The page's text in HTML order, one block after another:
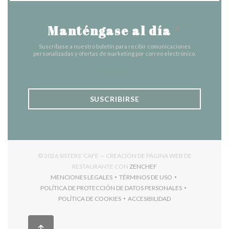
Manténgase al día
Suscríbase a nuestro boletín para recibir comunicaciones
personalizadas y ofertas de marketing por correo electrónico.
SUSCRIBIRSE
© 2026 SISTERS' CAFE — CREACIÓN DE PÁGINA WEB DE
RESTAURANTE CON ZENCHEF
MENCIONES LEGALES
((ABRE EN UNA NUEVA VENTANA))
TÉRMINOS DE USO
((ABRE EN UNA NUEVA
POLÍTICA DE PROTECCIÓN DE DATOS PERSONALES
((ABRE EN UNA NUEVA VENTANA))
POLÍTICA DE COOKIES
((ABRE EN UNA NUEVA VENTANA))
ACCESIBILIDAD
((ABRE EN UNA NUEVA